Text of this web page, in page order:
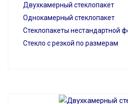
Двухкамерный стеклопакет
Однокамерный стеклопакет
Стеклопакеты нестандартной
Стекло с резкой по размерам